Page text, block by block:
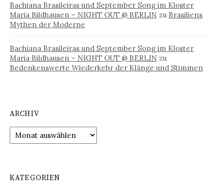
Bachiana Brasileiras und September Song im Kloster
Maria Bildhausen – NIGHT OUT @ BERLIN zu Brasiliens
Mythen der Moderne
Bachiana Brasileiras und September Song im Kloster
Maria Bildhausen – NIGHT OUT @ BERLIN zu
Bedenkenswerte Wiederkehr der Klänge und Stimmen
ARCHIV
Archiv
KATEGORIEN